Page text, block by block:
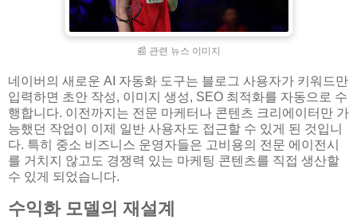
📰 관련 뉴스 이미지
네이버의 새로운 AI 자동화 도구는 블로그 사용자가 키워드만
입력하면 초안 작성, 이미지 생성, SEO 최적화를 자동으로 수
행합니다. 이전까지는 전문 마케터나 콘텐츠 크리에이터만 가
능했던 작업이 이제 일반 사용자도 접근할 수 있게 된 것입니
다. 특히 중소 비즈니스 운영자들은 고비용의 전문 에이전시
를 거치지 않고도 경쟁력 있는 마케팅 콘텐츠를 직접 생산할
수 있게 되었습니다.
수익화 모델의 재설계